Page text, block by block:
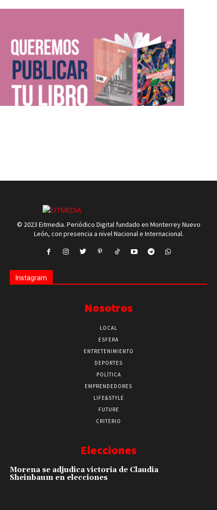
© 2023 Eitmedia. Periódico Digital fundado en Monterrey Nuevo
León, con presencia a nivel Nacional e Internacional.
Instagram
Nosotros
LOCAL
ESFERA
ENTRETENIMIENTO
DEPORTES
POLÍTICA
EMPRENDEDORES
LIFE&STYLE
FUTURE
CRITERIO
Elecciones
Morena se adjudica victoria de Claudia
Sheinbaum en elecciones